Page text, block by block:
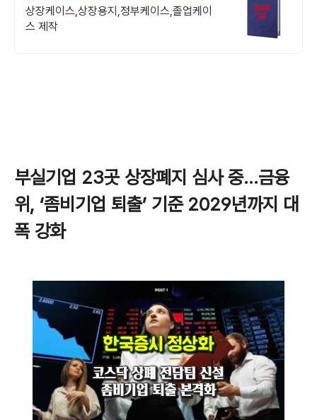
별화된 디자인
상장케이스,상장용지,정부케이스,졸업케이
스 제작
부실기업 23곳 상장폐지 심사 중…금융
위, ‘좀비기업 퇴출’ 기준 2029년까지 대
폭 강화